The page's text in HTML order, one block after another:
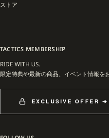
ストア
TACTICS MEMBERSHIP
RIDE WITH US.
限定特典や最新の商品、イベント情報を
EXCLUSIVE OFFER ➔